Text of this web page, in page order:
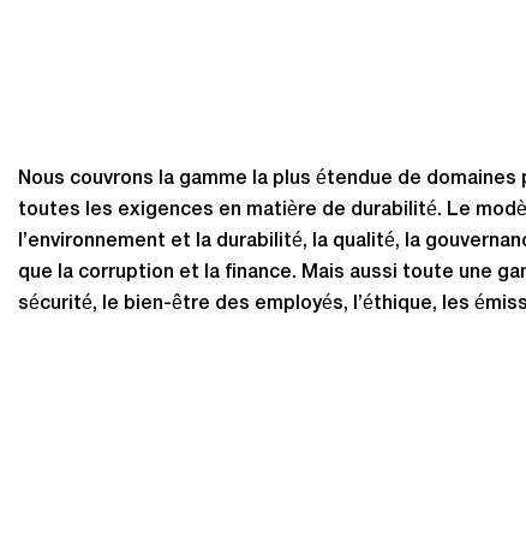
Nous couvrons la gamme la plus étendue de
toutes les exigences en matière de durabilité. Le
l’environnement et la durabilité, la qualité, la
que la corruption et la finance. Mais aussi toute une
sécurité, le bien-être des employés, l’éthique, les